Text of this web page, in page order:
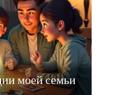
моей семьи